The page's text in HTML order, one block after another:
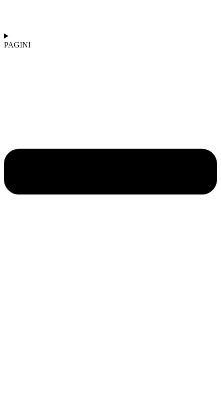
PAGINI